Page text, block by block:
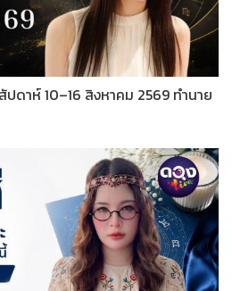
ปดาห์ 10–16 สิงหาคม 2569 ทำนาย